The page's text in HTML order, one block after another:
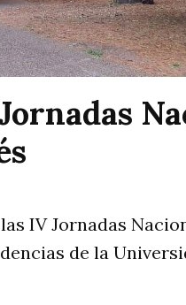
IV Jornadas
de la